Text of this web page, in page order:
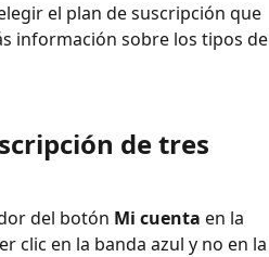
el plan de suscripción que
información sobre los tipos de
de tres
del botón Mi cuenta en la
clic en la banda azul y no en la